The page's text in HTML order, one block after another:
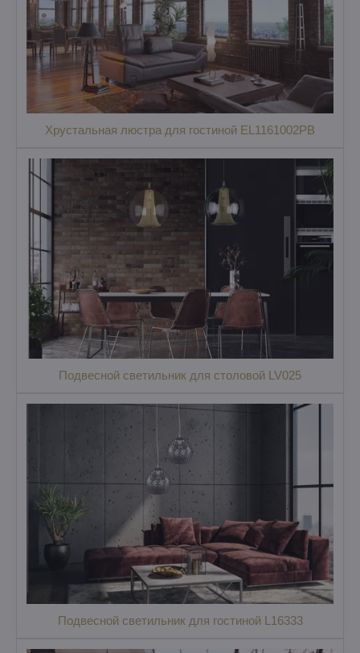
Хрустальная люстра для гостиной EL1161002PB
Подвесной светильник для столовой LV025
Подвесной светильник для гостиной L16333